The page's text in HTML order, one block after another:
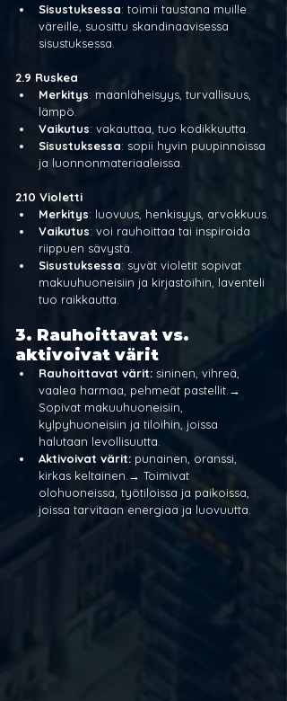
Sisustuksessa: toimii taustana muille
väreille, suosittu skandinaavisessa
sisustuksessa.
2.9 Ruskea
Merkitys: maanläheisyys, turvallisuus,
lämpö.
Vaikutus: vakauttaa, tuo kodikkuutta.
Sisustuksessa: sopii hyvin puupinnoissa
ja luonnonmateriaaleissa.
2.10 Violetti
Merkitys: luovuus, henkisyys, arvokkuus.
Vaikutus: voi rauhoittaa tai inspiroida
riippuen sävystä.
Sisustuksessa: syvät violetit sopivat
makuuhuoneisiin ja kirjastoihin, laventeli
tuo raikkautta.
3. Rauhoittavat vs.
aktivoivat värit
Rauhoittavat värit: sininen, vihreä,
vaalea harmaa, pehmeät pastellit.→
Sopivat makuuhuoneisiin,
kylpyhuoneisiin ja tiloihin, joissa
halutaan levollisuutta.
Aktivoivat värit: punainen, oranssi,
kirkas keltainen.→ Toimivat
olohuoneissa, työtiloissa ja paikoissa,
joissa tarvitaan energiaa ja luovuutta.